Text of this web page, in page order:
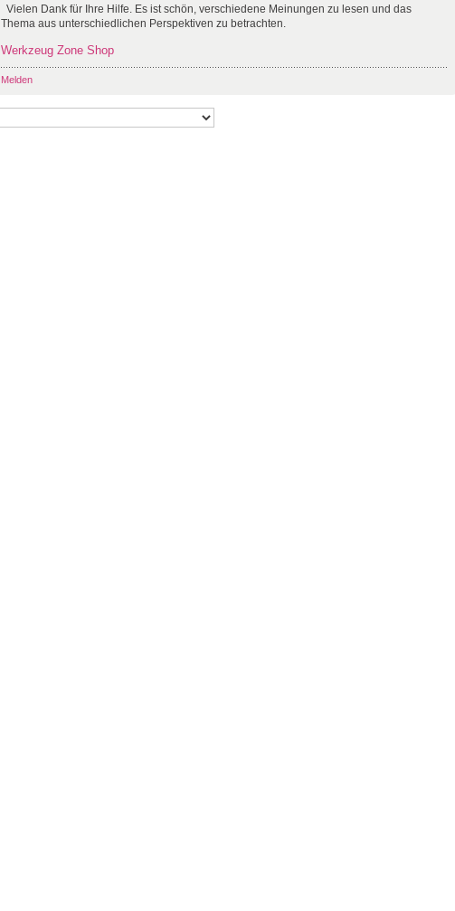
Vielen Dank für Ihre Hilfe. Es ist schön, verschiedene Meinungen zu lesen und das
Thema aus unterschiedlichen Perspektiven zu betrachten.
Werkzeug Zone Shop
Melden